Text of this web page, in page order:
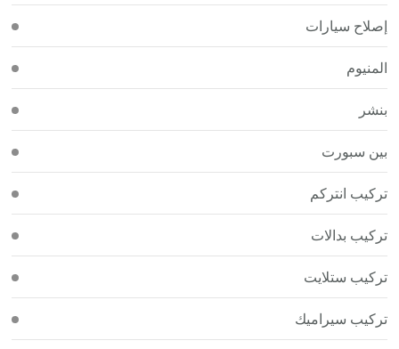
إصلاح سيارات
المنيوم
بنشر
بين سبورت
تركيب انتركم
تركيب بدالات
تركيب ستلايت
تركيب سيراميك